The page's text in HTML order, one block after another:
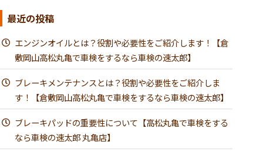
最近の投稿
エンジンオイルとは？役割や必要性をご紹介します！【倉
敷岡山高松丸亀で車検をするなら車検の速太郎】
ブレーキメンテナンスとは？役割や必要性をご紹介しま
す！【倉敷岡山高松丸亀で車検をするなら車検の速太郎】
ブレーキパッドの重要性について【高松丸亀で車検をする
なら車検の速太郎 丸亀店】